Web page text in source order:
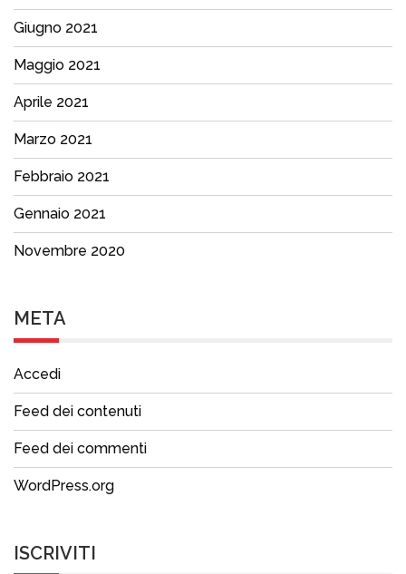
Giugno 2021
Maggio 2021
Aprile 2021
Marzo 2021
Febbraio 2021
Gennaio 2021
Novembre 2020
META
Accedi
Feed dei contenuti
Feed dei commenti
WordPress.org
ISCRIVITI